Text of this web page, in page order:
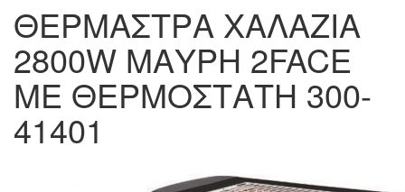
ΘΕΡΜΑΣΤΡΑ ΧΑΛΑΖΙΑ
2800W ΜΑΥΡΗ 2FACE
ΜΕ ΘΕΡΜΟΣΤΑΤΗ 300-
41401